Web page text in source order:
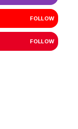
FOLLOW
FOLLOW